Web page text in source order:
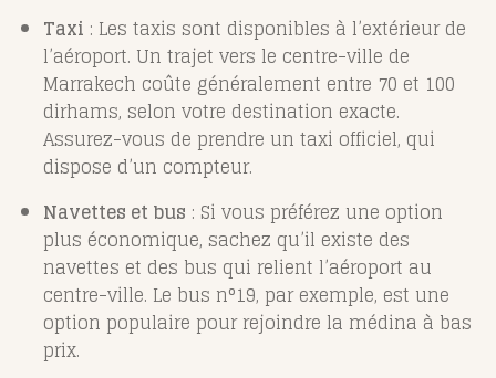
Taxi : Les taxis sont disponibles à l’extérieur de
l’aéroport. Un trajet vers le centre-ville de
Marrakech coûte généralement entre 70 et 100
dirhams, selon votre destination exacte.
Assurez-vous de prendre un taxi officiel, qui
dispose d’un compteur.
Navettes et bus : Si vous préférez une option
plus économique, sachez qu’il existe des
navettes et des bus qui relient l’aéroport au
centre-ville. Le bus n°19, par exemple, est une
option populaire pour rejoindre la médina à bas
prix.